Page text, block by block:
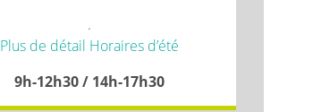
.
Plus de détail Horaires d’été
9h-12h30 / 14h-17h30